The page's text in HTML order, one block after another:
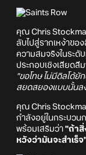
คุณ Chris
ลับไปสู่รากเหง้าขอ
ความสมจริงในระ
ประกอบเชิงเสียด
"ขอโทษ ไม่มีดิลโด้ยั
สยดสยองแบบนั้นล
คุณ Chris
กำลังอยู่ในกระบวน
พร้อมเสริมว่า "ถ้าสิ่
หวังว่ามันจะสำเร็จ